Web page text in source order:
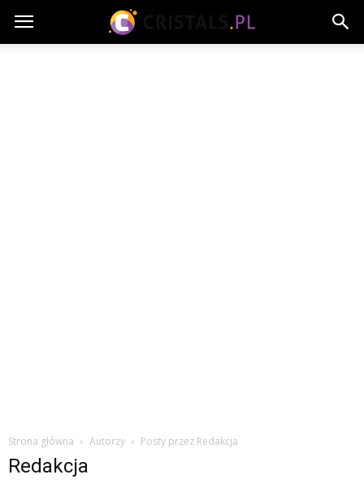
Strona główna Autorzy Posty przez Redakcja
Redakcja